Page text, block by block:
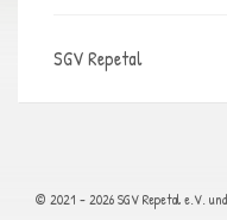
SGV Repetal
© 2021 - 2026 SGV Repetal e.V.